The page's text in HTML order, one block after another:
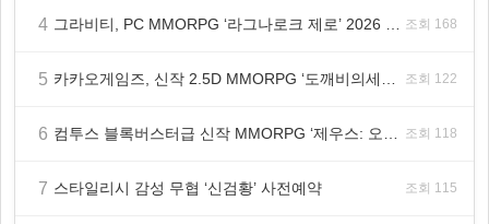
4 조회 168
5 조회 122
6 조회 118
7 스타일리시 감성 무협 ‘신검황’ 사전예약 조회 115